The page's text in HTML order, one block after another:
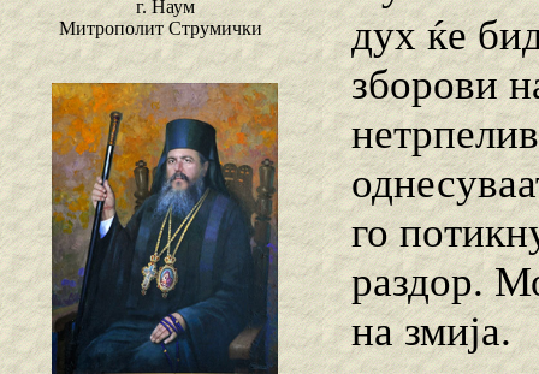
г. Наум
Митрополит Струмички
дух ќе
зборови
го
раздор.
на змија.